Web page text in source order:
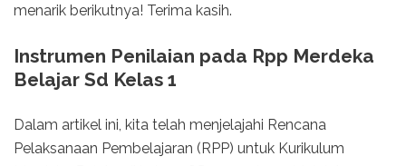
menarik berikutnya! Terima kasih.
Instrumen Penilaian pada Rpp Merdeka
Belajar Sd Kelas 1
Dalam artikel ini, kita telah menjelajahi Rencana
Pelaksanaan Pembelajaran (RPP) untuk Kurikulum